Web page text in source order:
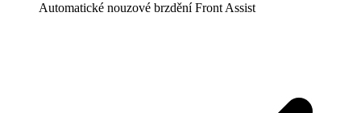
Automatické nouzové brzdění Front Assist